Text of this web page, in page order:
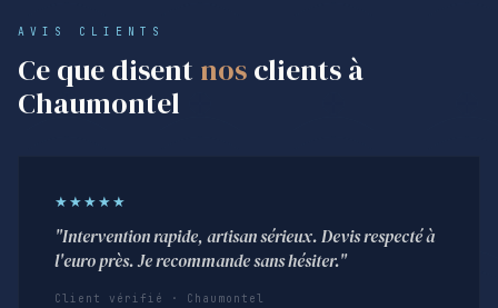
AVIS CLIENTS
Ce que disent nosclients à
Chaumontel
★★★★★
"Intervention rapide, artisan sérieux. Devis respecté à
l'euro près. Je recommande sans hésiter."
Client vérifié · Chaumontel